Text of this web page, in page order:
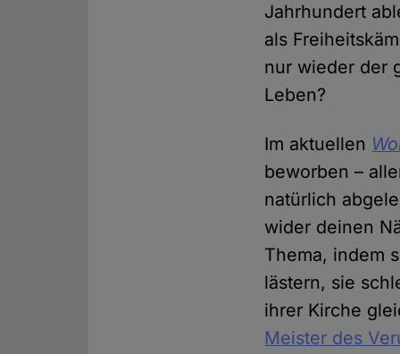
Jahrhundert
als
nur wieder der
Leben?
Im aktuellen
beworben –
natürlich
wider deinen
Thema, indem
lästern, sie
ihrer Kirche
Meister des